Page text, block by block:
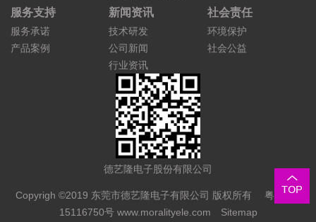
服务支持
服务承诺
产品案例
新闻资讯
技术研发
公司新闻
行业资讯
社会责任
环境保护
社会公益
德艺隆电子股份有限公司
Copyrigh ©2019 东莞市德艺隆电子有限公司 版权所有 粤ICP备
15116750号 www.moralityele.com Sitemap